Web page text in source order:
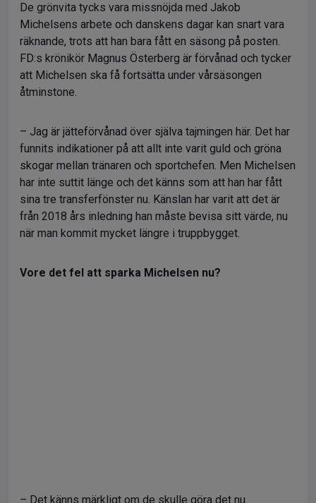
De grönvita tycks vara missnöjda med Jakob
Michelsens arbete och danskens dagar kan snart vara
räknande, trots att han bara fått en säsong på posten.
FD:s krönikör Magnus Österberg är förvånad och tycker
att Michelsen ska få fortsätta under vårsäsongen
åtminstone.
– Jag är jätteförvånad över själva tajmingen här. Det har
funnits indikationer på att allt inte varit guld och gröna
skogar mellan tränaren och sportchefen. Men Michelsen
har inte suttit länge och det känns som att han har fått
sina tre transferfönster nu. Känslan har varit att det är
från 2018 års inledning han måste bevisa sitt värde, nu
när man kommit mycket längre i truppbygget.
Vore det fel att sparka Michelsen nu?
– Det känns märkligt om de skulle göra det nu.